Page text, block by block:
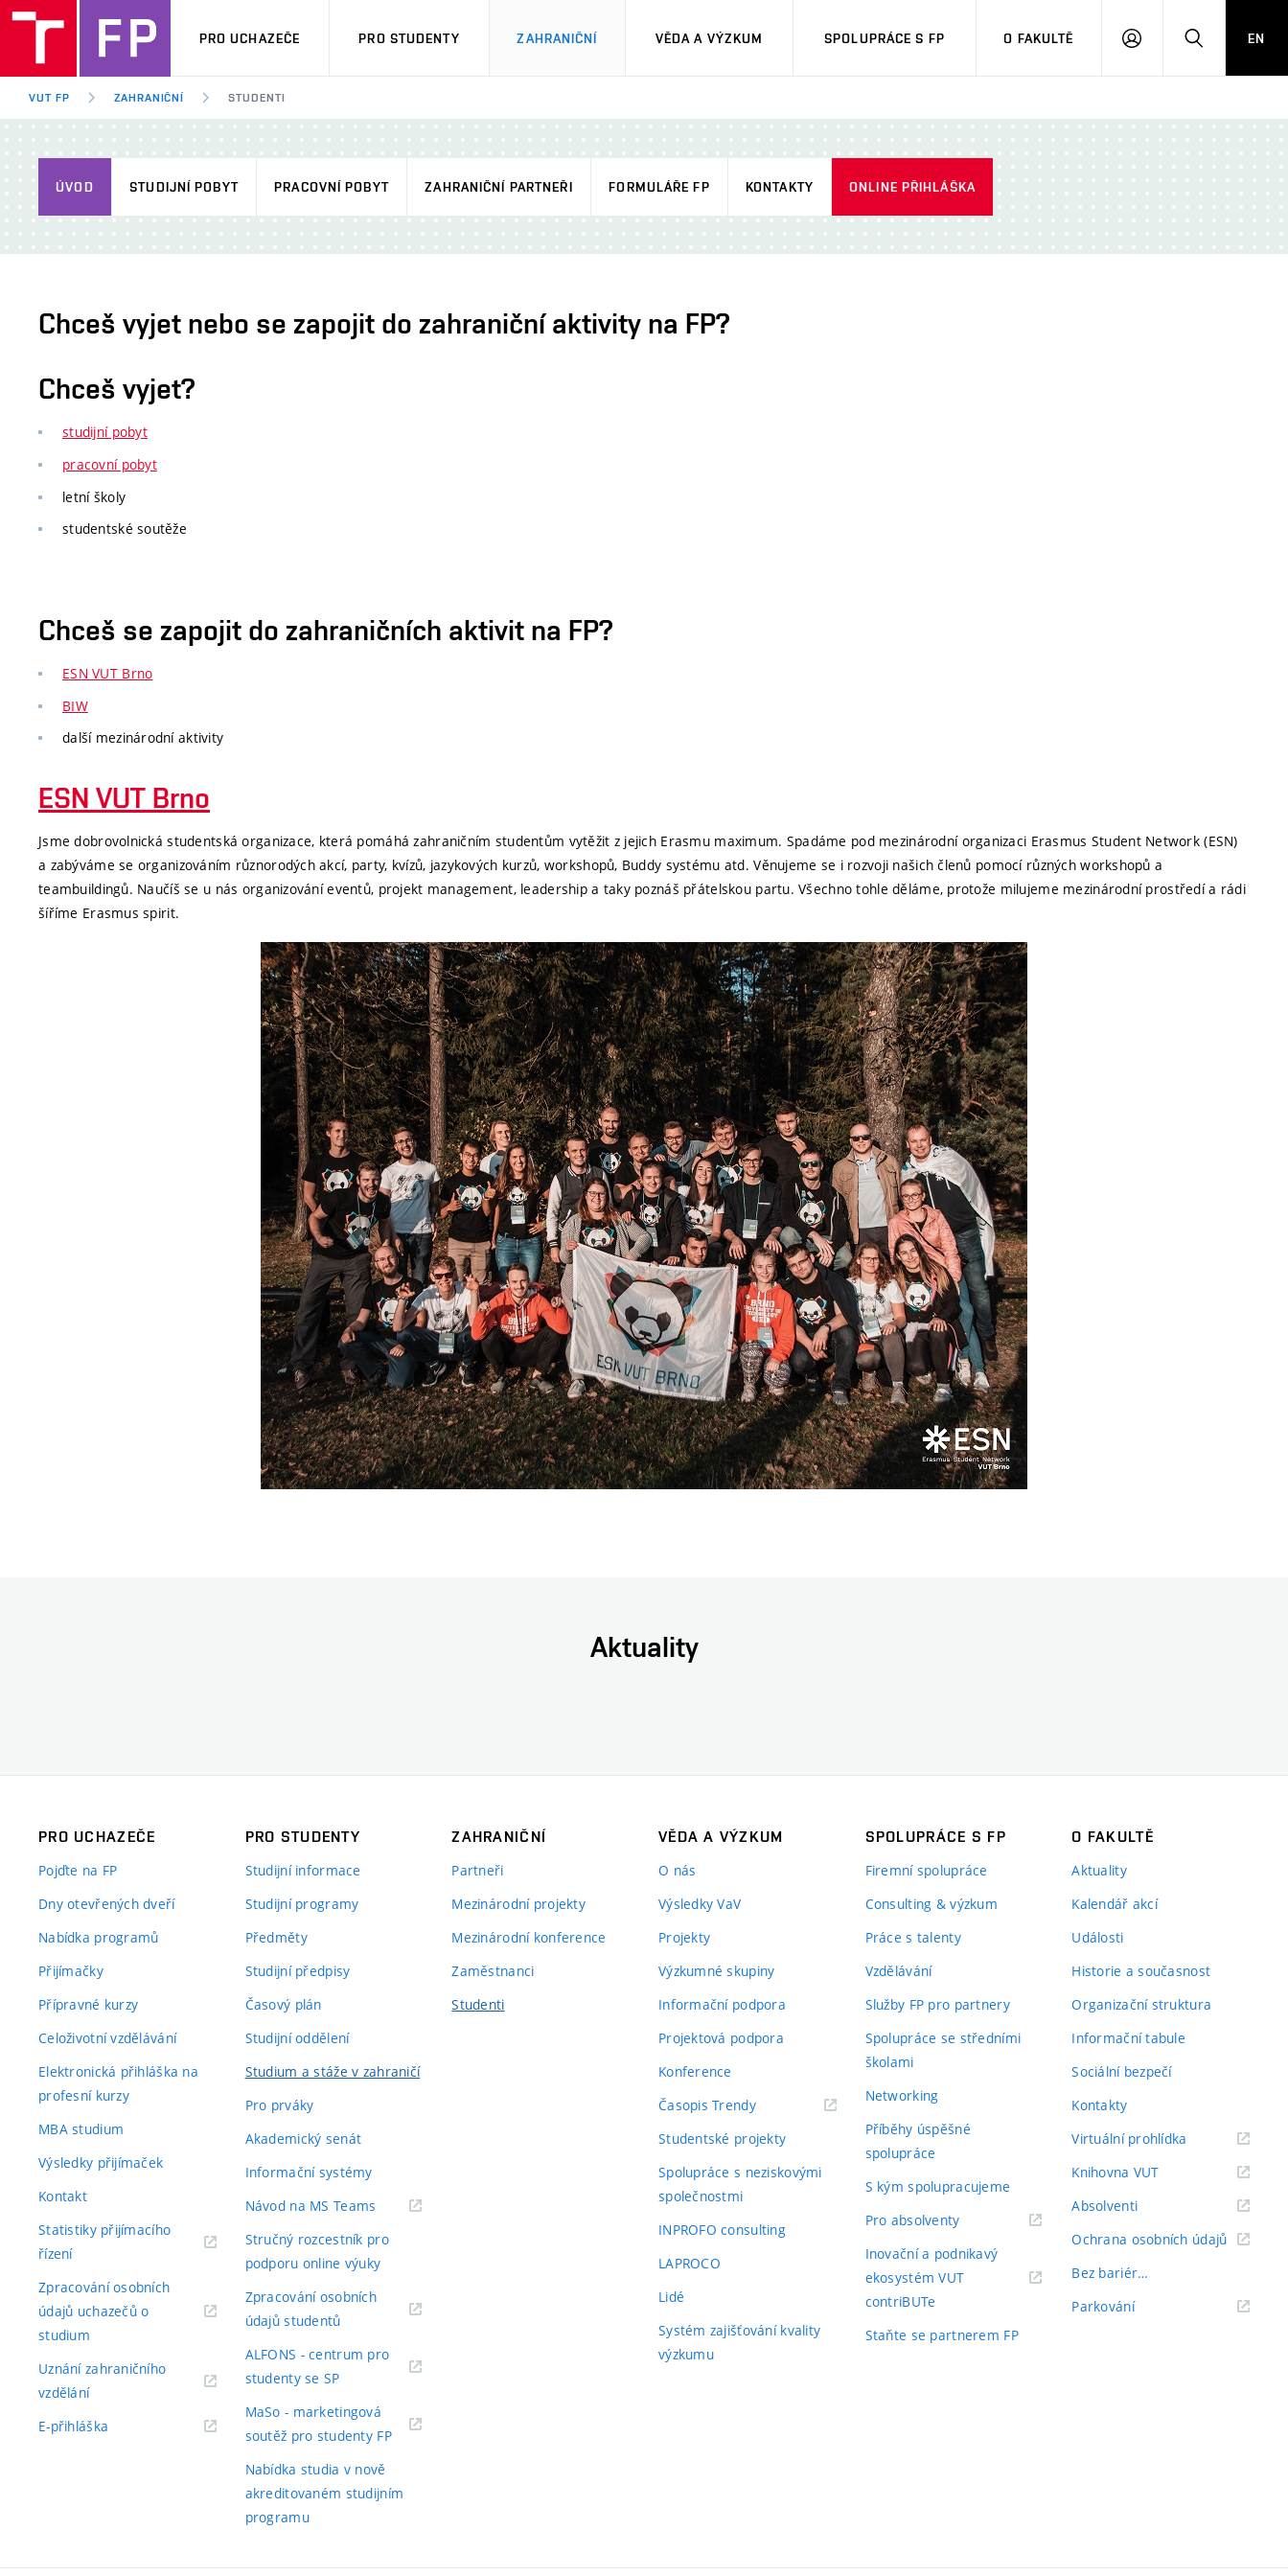
PRO UCHAZEČE PRO STUDENTY ZAHRANIČNÍ VĚDA A VÝZKUM SPOLUPRÁCE S FP O FAKULTĚ
PŘIHLÁSITHLEDAT
EN
VUT FP ZAHRANIČNÍ STUDENTI
ÚVOD STUDIJNÍ POBYT PRACOVNÍ POBYT ZAHRANIČNÍ PARTNEŘI FORMULÁŘE FP KONTAKTY ONLINE PŘIHLÁŠKA
Chceš vyjet nebo se zapojit do zahraniční aktivity na FP?
Chceš vyjet?
studijní pobyt
pracovní pobyt
letní školy
studentské soutěže
Chceš se zapojit do zahraničních aktivit na FP?
ESN VUT Brno
BIW
další mezinárodní aktivity
ESN VUT Brno
Jsme dobrovolnická studentská organizace, která pomáhá zahraničním studentům vytěžit z jejich Erasmu maximum. Spadáme pod mezinárodní organizaci Erasmus Student Network (ESN)
a zabýváme se organizováním různorodých akcí, party, kvízů, jazykových kurzů, workshopů, Buddy systému atd. Věnujeme se i rozvoji našich členů pomocí různých workshopů a
teambuildingů. Naučíš se u nás organizování eventů, projekt management, leadership a taky poznáš přátelskou partu. Všechno tohle děláme, protože milujeme mezinárodní prostředí a rádi
šíříme Erasmus spirit.
Aktuality
PRO UCHAZEČE
Pojďte na FP
Dny otevřených dveří
Nabídka programů
Přijímačky
Přípravné kurzy
Celoživotní vzdělávání
Elektronická přihláška na
profesní kurzy
MBA studium
Výsledky přijímaček
Kontakt
Statistiky přijímacího
řízení(externí
Zpracování osobních
údajů uchazečů o
studium(externí
Uznání zahraničního
vzdělání(externí
E-přihláška
PRO STUDENTY
Studijní informace
Studijní programy
Předměty
Studijní předpisy
Časový plán
Studijní oddělení
Studium a stáže v zahraničí
Pro prváky
Akademický senát
Informační systémy
Návod na MS Teams (externí
Stručný rozcestník pro
podporu online výuky
Zpracování osobních
údajů studentů(externí
ALFONS - centrum pro
studenty se SP(externí
MaSo - marketingová
soutěž pro studenty FP(externí
Nabídka studia v nově
akreditovaném studijním
programu
ZAHRANIČNÍ
Partneři
Mezinárodní projekty
Mezinárodní konference
Zaměstnanci
Studenti
VĚDA A VÝZKUM
O nás
Výsledky VaV
Projekty
Výzkumné skupiny
Informační podpora
Projektová podpora
Konference
Časopis Trendy(externí
Studentské projekty
Spolupráce s neziskovými
společnostmi
INPROFO consulting
LAPROCO
Lidé
Systém zajišťování kvality
výzkumu
SPOLUPRÁCE S FP
Firemní spolupráce
Consulting & výzkum
Práce s talenty
Vzdělávání
Služby FP pro partnery
Spolupráce se středními
školami
Networking
Příběhy úspěšné
spolupráce
S kým spolupracujeme
Pro absolventy(externí
Inovační a podnikavý
ekosystém VUT
contriBUTe
Staňte se partnerem FP
O FAKULTĚ
Aktuality
Kalendář akcí
Události
Historie a současnost
Organizační struktura
Informační tabule
Sociální bezpečí
Kontakty
Virtuální prohlídka
Knihovna VUT(externí
Absolventi(externí
Ochrana osobních údajů(externí
Bez bariér…
Parkování(externí